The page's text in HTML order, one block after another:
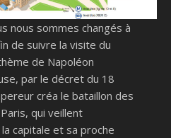
nous sommes changés à
de suivre la visite du
de Napoléon
par le décret du 18
créa le bataillon des
qui veillent
capitale et sa proche